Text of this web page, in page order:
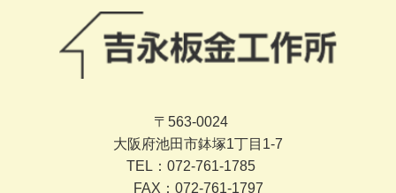
〒563-0024
大阪府池田市鉢塚1丁目1-7
TEL：072-761-1785
FAX：072-761-1797